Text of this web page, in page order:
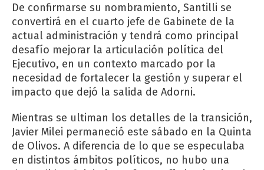
De confirmarse su nombramiento, Santilli se
convertirá en el cuarto jefe de Gabinete de la
actual administración y tendrá como principal
desafío mejorar la articulación política del
Ejecutivo, en un contexto marcado por la
necesidad de fortalecer la gestión y superar el
impacto que dejó la salida de Adorni.
Mientras se ultiman los detalles de la transición,
Javier Milei permaneció este sábado en la Quinta
de Olivos. A diferencia de lo que se especulaba
en distintos ámbitos políticos, no hubo una